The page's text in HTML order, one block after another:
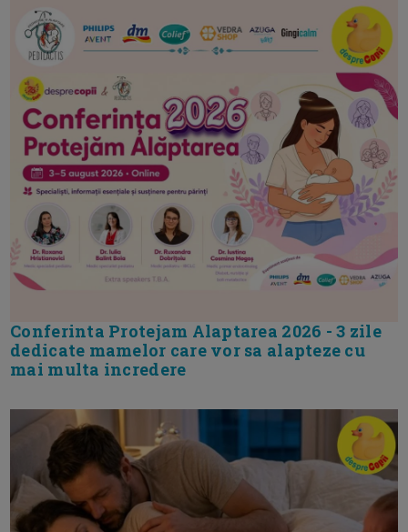
Conferinta Protejam Alaptarea 2026 - 3 zile
dedicate mamelor care vor sa alapteze cu
mai multa incredere